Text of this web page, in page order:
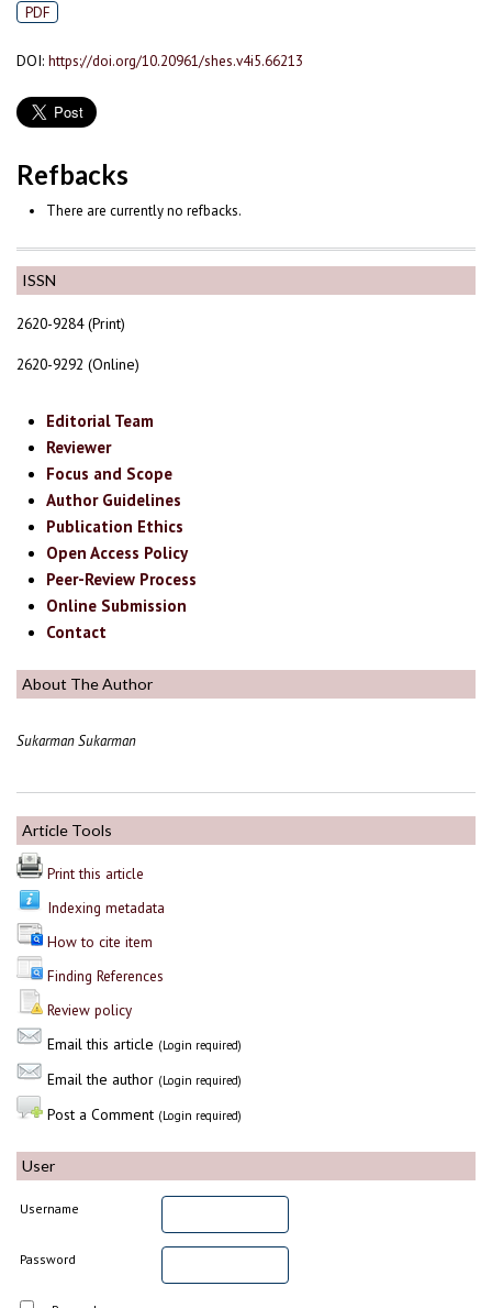
ISSN
2620-9284 (Print)
2620-9292 (Online)
Editorial Team
Reviewer
Focus and Scope
Author Guidelines
Publication Ethics
Open Access Policy
Peer-Review Process
Online Submission
Contact
About The Author
Sukarman Sukarman
Article Tools
Print this article
Indexing metadata
How to cite item
Finding References
Review policy
Email this article (Login required)
Email the author (Login required)
Post a Comment (Login required)
User
Username
Password
PDF
DOI: https://doi.org/10.20961/shes.v4i5.66213
Refbacks
There are currently no refbacks.